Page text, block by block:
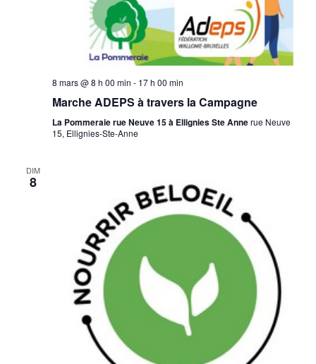
8 mars @ 8 h 00 min - 17 h 00 min
Marche ADEPS à travers la Campagne
La Pommeraie rue Neuve 15 à Ellignies Ste Annerue Neuve
15, Ellignies-Ste-Anne
DIM
8